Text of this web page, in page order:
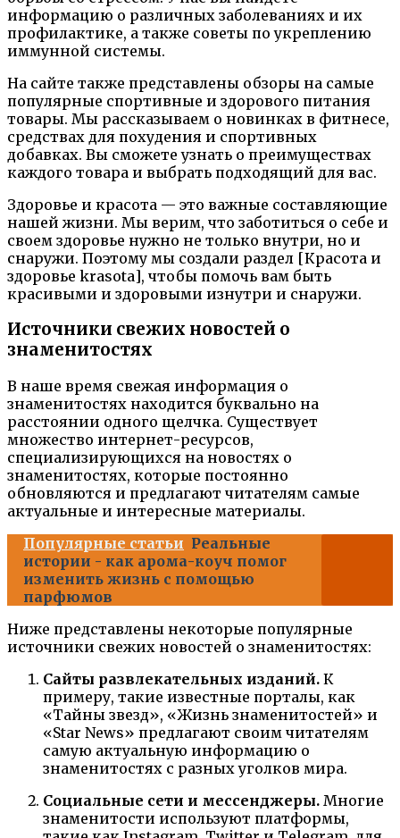
информацию о различных заболеваниях и их
профилактике, а также советы по укреплению
иммунной системы.
На сайте также представлены обзоры на самые
популярные спортивные и здорового питания
товары. Мы рассказываем о новинках в фитнесе,
средствах для похудения и спортивных
добавках. Вы сможете узнать о преимуществах
каждого товара и выбрать подходящий для вас.
Здоровье и красота — это важные составляющие
нашей жизни. Мы верим, что заботиться о себе и
своем здоровье нужно не только внутри, но и
снаружи. Поэтому мы создали раздел [Красота и
здоровье krasota], чтобы помочь вам быть
красивыми и здоровыми изнутри и снаружи.
Источники свежих новостей о
знаменитостях
В наше время свежая информация о
знаменитостях находится буквально на
расстоянии одного щелчка. Существует
множество интернет-ресурсов,
специализирующихся на новостях о
знаменитостях, которые постоянно
обновляются и предлагают читателям самые
актуальные и интересные материалы.
Популярные статьи Реальные
истории - как арома-коуч помог
изменить жизнь с помощью
парфюмов
Ниже представлены некоторые популярные
источники свежих новостей о знаменитостях:
Сайты развлекательных изданий. К
примеру, такие известные порталы, как
«Тайны звезд», «Жизнь знаменитостей» и
«Star News» предлагают своим читателям
самую актуальную информацию о
знаменитостях с разных уголков мира.
Социальные сети и мессенджеры. Многие
знаменитости используют платформы,